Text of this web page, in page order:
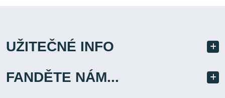
UŽITEČNÉ INFO
FANDĚTE NÁM...